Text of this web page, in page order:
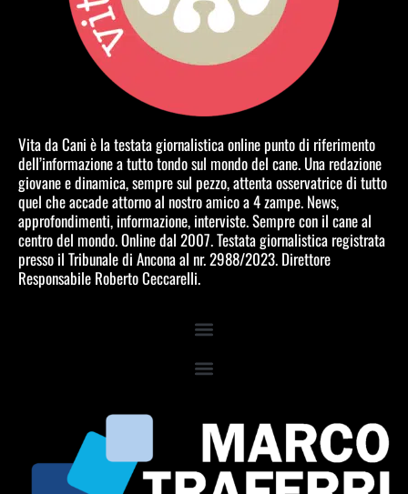
Vita da Cani è la testata giornalistica online punto di riferimento
dell’informazione a tutto tondo sul mondo del cane. Una redazione
giovane e dinamica, sempre sul pezzo, attenta osservatrice di tutto
quel che accade attorno al nostro amico a 4 zampe. News,
approfondimenti, informazione, interviste. Sempre con il cane al
centro del mondo. Online dal 2007. Testata giornalistica registrata
presso il Tribunale di Ancona al nr. 2988/2023. Direttore
Responsabile Roberto Ceccarelli.